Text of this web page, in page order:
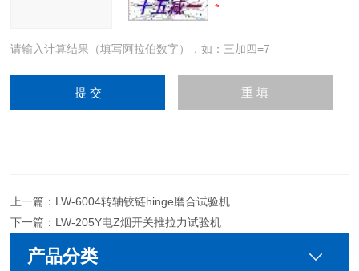
请输入计算结果（填写阿拉伯数字），如：三加四=7
上一篇： LW-6004转轴铰链hinge磨合试验机
下一篇： LW-205Y电Z烟开关推拉力试验机
产品分类